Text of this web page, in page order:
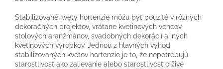
Stabilizované kvety hortenzie môžu byť použité v rôznych
dekoračných projektov, vrátane kvetinových vencov,
stolových aranžmánov, svadobných dekorácií a iných
kvetinových výrobkov. Jednou z hlavných výhod
stabilizovaných kvetov hortenzie je to, že nepotrebujú
starostlivosť ako zalievanie alebo starostlivosť o živé